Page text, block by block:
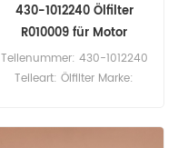
430-1012240 Ölfilter
R010009 für Motor
Teilenummer: 430-1012240
Teileart: Ölfilter Marke: